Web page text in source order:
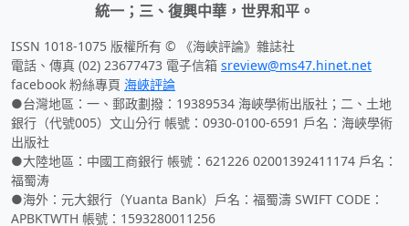
統一；三、復興中華，世界和平。
ISSN 1018-1075 版權所有 © 《海峽評論》雜誌社
電話、傳真 (02) 23677473 電子信箱 sreview@ms47.hinet.net
facebook 粉絲專頁 海峽評論
●台灣地區：一、郵政劃撥：19389534 海峽學術出版社；二、土地
銀行（代號005）文山分行 帳號：0930-0100-6591 戶名：海峽學術
出版社
●大陸地區：中國工商銀行 帳號：621226 02001392411174 戶名：
福蜀涛
●海外：元大銀行（Yuanta Bank）戶名：福蜀濤 SWIFT CODE：
APBKTWTH 帳號：1593280011256